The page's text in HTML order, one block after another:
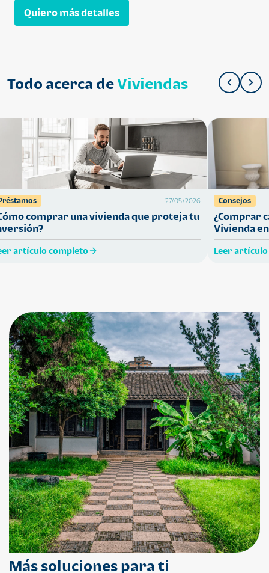
Quiero más detalles
Todo acerca deViviendas
27/05/2026
comprar una vivienda que proteja tu
artículo completo
Consejos
¿Comprar
Vivienda
Leer
Más soluciones para ti